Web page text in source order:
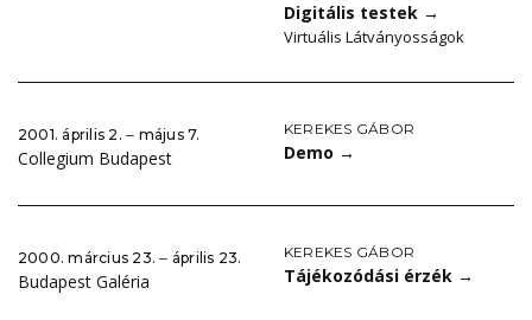
Digitális testek →
Virtuális Látványosságok
2001. április 2. ‒ május 7.
Collegium Budapest
KEREKES GÁBOR
Demo →
2000. március 23. ‒ április 23.
Budapest Galéria
KEREKES GÁBOR
Tájékozódási érzék →